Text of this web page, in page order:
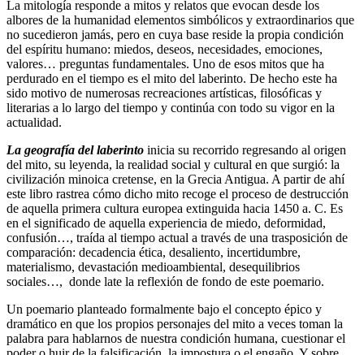
La mitología responde a mitos y relatos que evocan desde los
albores de la humanidad elementos simbólicos y extraordinarios que
no sucedieron jamás, pero en cuya base reside la propia condición
del espíritu humano: miedos, deseos, necesidades, emociones,
valores… preguntas fundamentales. Uno de esos mitos que ha
perdurado en el tiempo es el mito del laberinto. De hecho este ha
sido motivo de numerosas recreaciones artísticas, filosóficas y
literarias a lo largo del tiempo y continúa con todo su vigor en la
actualidad.
La geografía del laberinto inicia su recorrido regresando al origen
del mito, su leyenda, la realidad social y cultural en que surgió: la
civilización minoica cretense, en la Grecia Antigua. A partir de ahí
este libro rastrea cómo dicho mito recoge el proceso de destrucción
de aquella primera cultura europea extinguida hacia 1450 a. C. Es
en el significado de aquella experiencia de miedo, deformidad,
confusión…, traída al tiempo actual a través de una trasposición de
comparación: decadencia ética, desaliento, incertidumbre,
materialismo, devastación medioambiental, desequilibrios
sociales…, donde late la reflexión de fondo de este poemario.
Un poemario planteado formalmente bajo el concepto épico y
dramático en que los propios personajes del mito a veces toman la
palabra para hablarnos de nuestra condición humana, cuestionar el